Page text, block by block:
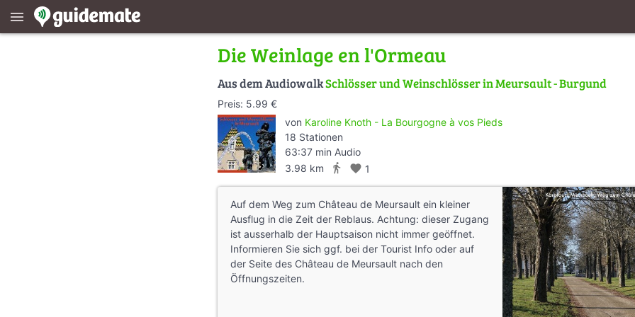
menu
Die Weinlage en l'Ormeau
Aus dem AudiowalkSchlösser und Weinschlösser in Meursault - Burgund
Preis: 5.99 €
von Karoline Knoth - La Bourgogne à vos Pieds
18 Stationen
63:37 min Audio
3.98 km
directions_walk favorite 1
Auf dem Weg zum Château de Meursault ein kleiner
Ausflug in die Zeit der Reblaus. Achtung: dieser Zugang
ist ausserhalb der Hauptsaison nicht immer geöffnet.
Informieren Sie sich ggf. bei der Tourist Info oder auf
der Seite des Château de Meursault nach den
Öffnungszeiten.